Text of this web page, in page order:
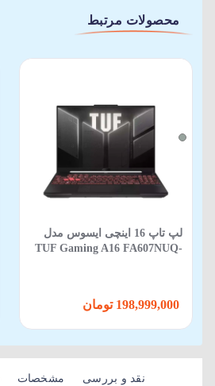
محصولات مرتبط
لپ تاپ 16 اینچی ایسوس مدل
TUF Gaming A16 FA607NUQ-
نقد و بررسی مشخصات